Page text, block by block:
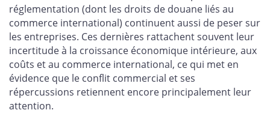
réglementation (dont les droits de douane liés au
commerce international) continuent aussi de peser sur
les entreprises. Ces dernières rattachent souvent leur
incertitude à la croissance économique intérieure, aux
coûts et au commerce international, ce qui met en
évidence que le conflit commercial et ses
répercussions retiennent encore principalement leur
attention.